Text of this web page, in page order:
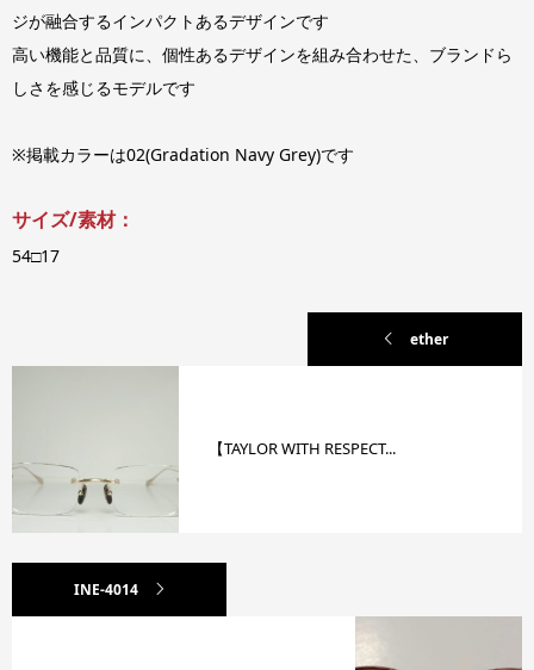
ジが融合するインパクトあるデザインです
高い機能と品質に、個性あるデザインを組み合わせた、ブランドら
しさを感じるモデルです
※掲載カラーは02(Gradation Navy Grey)です
サイズ/素材：
54□17
ether
【TAYLOR WITH RESPECT...
INE-4014